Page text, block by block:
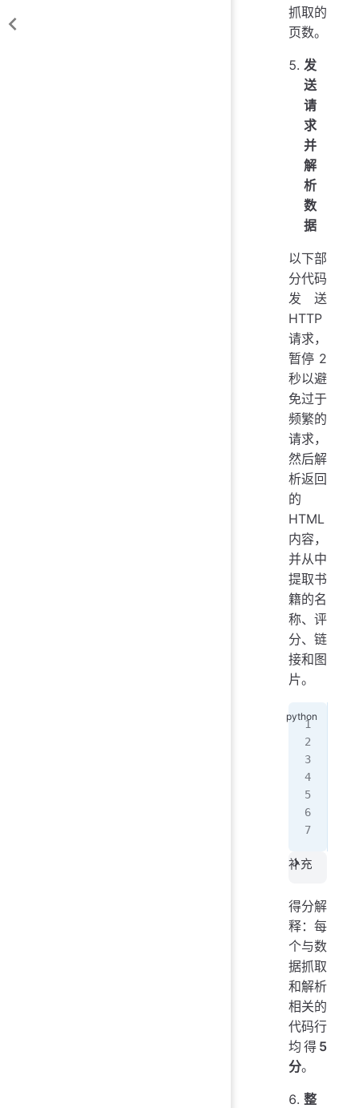
抓取的
页数。
发
送
请
求
并
解
析
数
据
以下部
分代码
发送
HTTP
请求，
暂停 2
秒以避
免过于
频繁的
请求，
然后解
析返回
的
HTML
内容，
并从中
提取书
籍的名
称、评
分、链
接和图
片。
补充
得分解
释：每
个与数
据抓取
和解析
相关的
代码行
均得 5
分。
整